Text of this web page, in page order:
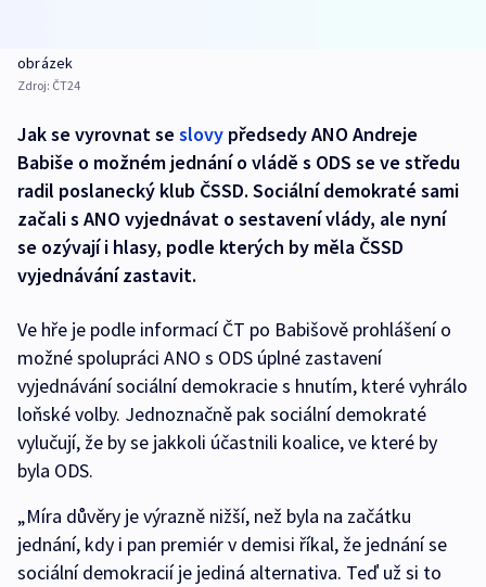
obrázek
Zdroj: ČT24
Jak se vyrovnat se slovy předsedy ANO Andreje
Babiše o možném jednání o vládě s ODS se ve středu
radil poslanecký klub ČSSD. Sociální demokraté sami
začali s ANO vyjednávat o sestavení vlády, ale nyní
se ozývají i hlasy, podle kterých by měla ČSSD
vyjednávání zastavit.
Ve hře je podle informací ČT po Babišově prohlášení o
možné spolupráci ANO s ODS úplné zastavení
vyjednávání sociální demokracie s hnutím, které vyhrálo
loňské volby. Jednoznačně pak sociální demokraté
vylučují, že by se jakkoli účastnili koalice, ve které by
byla ODS.
„Míra důvěry je výrazně nižší, než byla na začátku
jednání, kdy i pan premiér v demisi říkal, že jednání se
sociální demokracií je jediná alternativa. Teď už si to